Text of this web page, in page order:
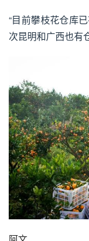
“目前攀枝花仓库
次昆明和广西也有